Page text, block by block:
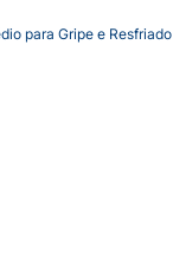
para Gripe e Resfriado